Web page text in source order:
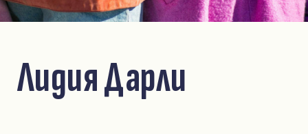
Лидия Дарли